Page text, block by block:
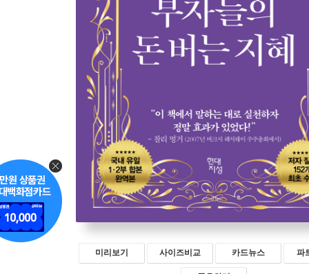
미리보기 사이즈비교 카드뉴스 파